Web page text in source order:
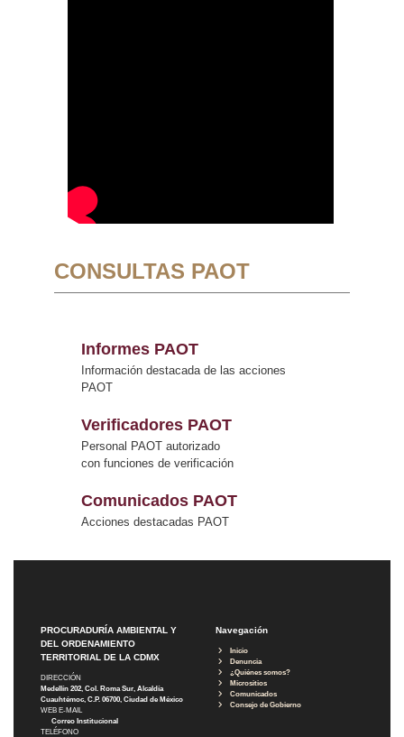
CONSULTAS PAOT
Informes PAOT
Información destacada de las acciones
PAOT
Verificadores PAOT
Personal PAOT autorizado
con funciones de verificación
Comunicados PAOT
Acciones destacadas PAOT
PROCURADURÍA AMBIENTAL Y
DEL ORDENAMIENTO
TERRITORIAL DE LA CDMX
DIRECCIÓN
Medellín 202, Col. Roma Sur, Alcaldía
Cuauhtémoc, C.P. 06700, Ciudad de México
WEB E-MAIL
Correo Institucional
TELÉFONO
Navegación
Inicio
Denuncia
¿Quiénes somos?
Micrositios
Comunicados
Consejo de Gobierno